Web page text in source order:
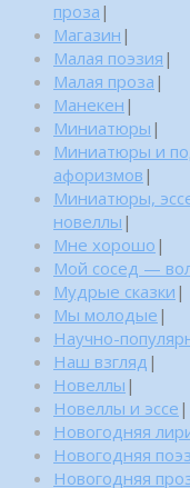
проза |
Магазин |
Малая поэзия |
Малая проза |
Манекен |
Миниатюры |
Миниатюры и
афоризмов |
Миниатюры,
новеллы |
Мне хорошо |
Мой сосед —
Мудрые сказки |
Мы молодые |
Научно-
Наш взгляд |
Новеллы |
Новеллы и эссе |
Новогодняя
Новогодняя
Новогодняя